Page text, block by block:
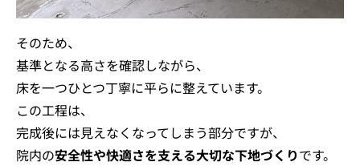
そのため、
基準となる高さを確認しながら、
床を一つひとつ丁寧に平らに整えています。
この工程は、
完成後には見えなくなってしまう部分ですが、
院内の安全性や快適さを支える大切な下地づくりです。